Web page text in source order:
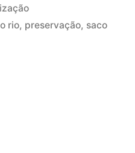
rio, preservação, saco